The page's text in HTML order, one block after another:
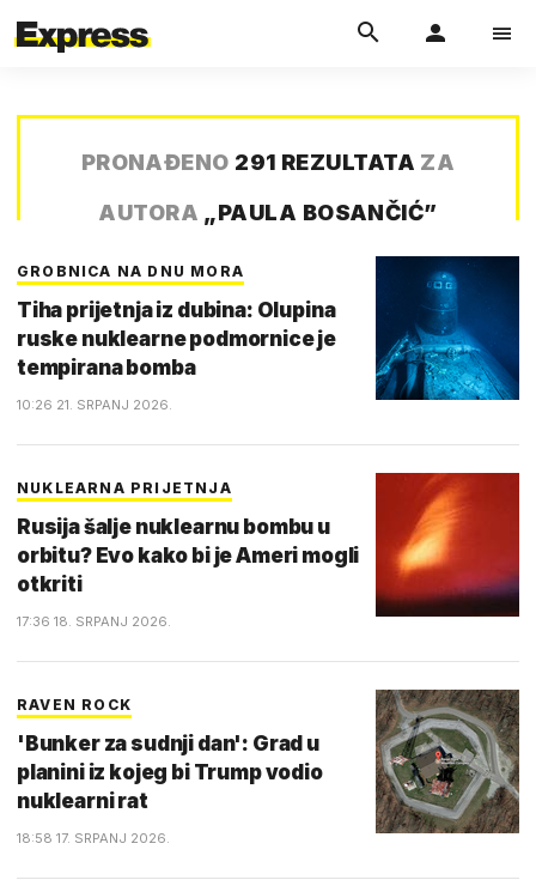
PRONAĐENO 291 REZULTATA ZA
AUTORA „PAULA BOSANČIĆ”
GROBNICA NA DNU MORA
Tiha prijetnja iz dubina: Olupina
ruske nuklearne podmornice je
tempirana bomba
10:26 21. SRPANJ 2026.
NUKLEARNA PRIJETNJA
Rusija šalje nuklearnu bombu u
orbitu? Evo kako bi je Ameri mogli
otkriti
17:36 18. SRPANJ 2026.
RAVEN ROCK
'Bunker za sudnji dan': Grad u
planini iz kojeg bi Trump vodio
nuklearni rat
18:58 17. SRPANJ 2026.